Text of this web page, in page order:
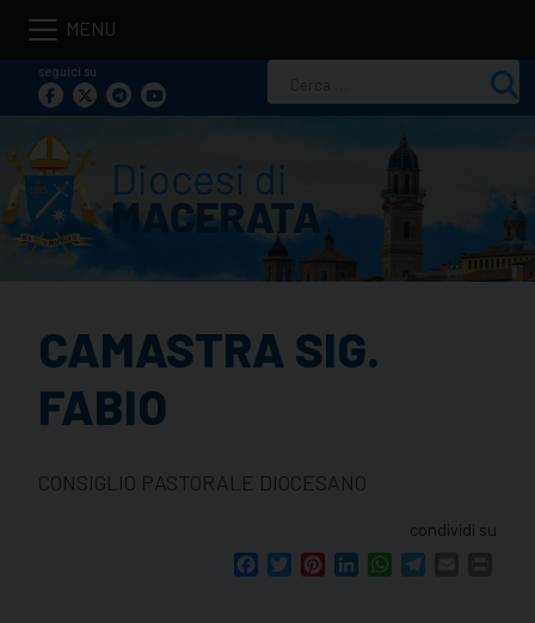
Skip
contentseguici su
per:
CAMASTRA SIG.
FABIO
CONSIGLIO PASTORALE DIOCESANO
condividi su
FacebookTwitterPinterestLinkedInWhatsApp